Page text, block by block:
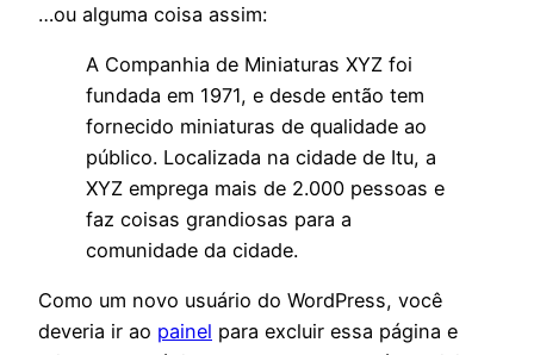
…ou alguma coisa assim:
A Companhia de Miniaturas XYZ foi
fundada em 1971, e desde então tem
fornecido miniaturas de qualidade ao
público. Localizada na cidade de Itu, a
XYZ emprega mais de 2.000 pessoas e
faz coisas grandiosas para a
comunidade da cidade.
Como um novo usuário do WordPress, você
deveria ir ao painel para excluir essa página e